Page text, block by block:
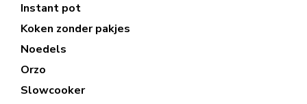
Instant pot
Koken zonder pakjes
Noedels
Orzo
Slowcooker